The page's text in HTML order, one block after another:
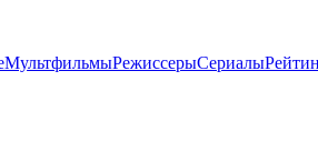
МультфильмыРежиссерыСериалы